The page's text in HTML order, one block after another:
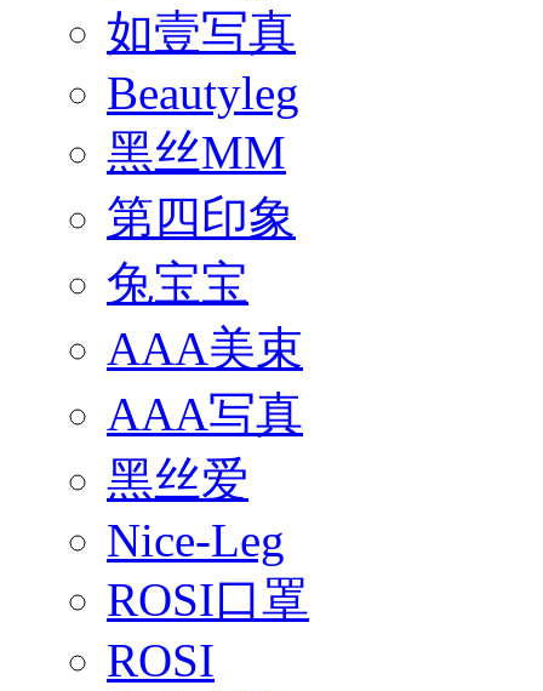
如壹写真
Beautyleg
黑丝MM
第四印象
兔宝宝
AAA美束
AAA写真
黑丝爱
Nice-Leg
ROSI口罩
ROSI